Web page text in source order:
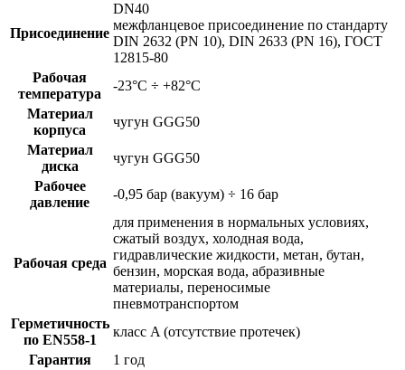
Присоединение
DN40
межфланцевое присоединение по стандарту
DIN 2632 (PN 10), DIN 2633 (PN 16), ГОСТ
12815-80
Рабочая
температура
-23°C ÷ +82°C
Материал
корпуса
чугун GGG50
Материал
диска
чугун GGG50
Рабочее
давление
-0,95 бар (вакуум) ÷ 16 бар
Рабочая среда
для применения в нормальных условиях,
сжатый воздух, холодная вода,
гидравлические жидкости, метан, бутан,
бензин, морская вода, абразивные
материалы, переносимые
пневмотранспортом
Герметичность
по EN558-1
класс A (отсутствие протечек)
Гарантия
1 год